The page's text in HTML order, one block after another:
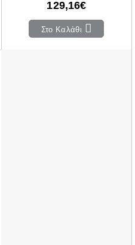
129,16€
Στο Καλάθι